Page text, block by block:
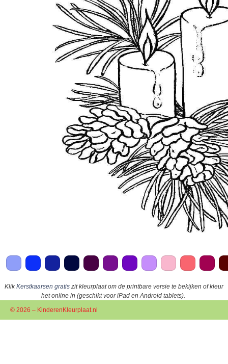
KlikKerstkaarsen gratis zit kleurplaat om de printbare versie te bekijken of kleur
het online in (geschikt voor iPad en Android tablets).
© 2026 – KinderenKleurplaat.nl